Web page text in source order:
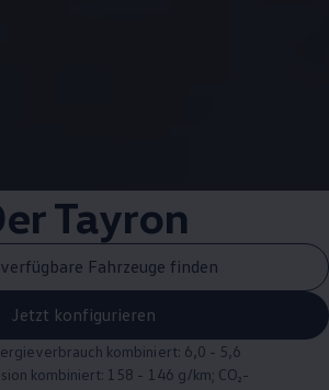
Tayron
Fahrzeuge finden
Jetzt konfigurieren
kombiniert: 6,0 - 5,6
kombiniert: 158 - 146 g/km; CO₂-